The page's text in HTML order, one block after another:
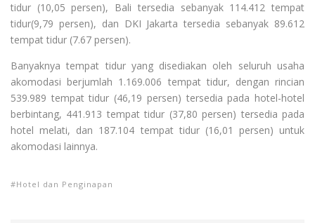
tidur (10,05 persen), Bali tersedia sebanyak 114.412 tempat
tidur(9,79 persen), dan DKI Jakarta tersedia sebanyak 89.612
tempat tidur (7.67 persen).
Banyaknya tempat tidur yang disediakan oleh seluruh usaha
akomodasi berjumlah 1.169.006 tempat tidur, dengan rincian
539.989 tempat tidur (46,19 persen) tersedia pada hotel-hotel
berbintang, 441.913 tempat tidur (37,80 persen) tersedia pada
hotel melati, dan 187.104 tempat tidur (16,01 persen) untuk
akomodasi lainnya.
Hotel dan Penginapan